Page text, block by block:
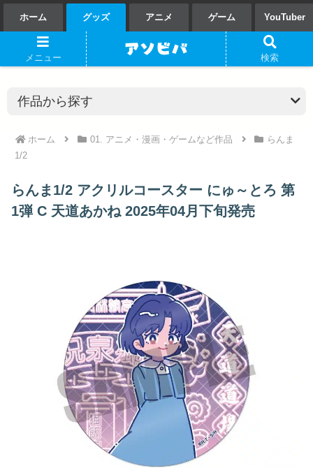
ホーム グッズ アニメ ゲーム YouTuber
ホーム 01. アニメ・漫画・ゲームなど作品
らんま
1/2
らんま1/2 アクリルコースター にゅ～とろ 第
1弾 C 天道あかね 2025年04月下旬発売
メニュー 検索